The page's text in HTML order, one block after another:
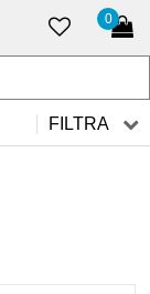
0
FILTRA